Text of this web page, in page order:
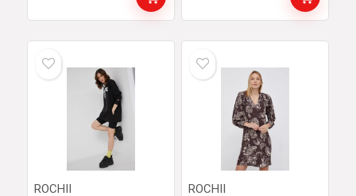
ROCHII
ROCHII